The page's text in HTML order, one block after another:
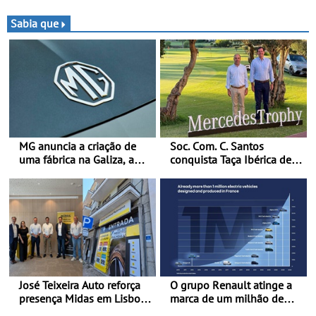
novo troféu juntou 14
pilotos no Alto Alentejo,
com viaturas T0, T8 e TA
em competição
Bajas
Sabia que
MG anuncia a criação de
uma fábrica na Galiza, a
Continental - O início da
produção está previsto
para 2028, com uma
capacidade anual de até
120.000 veículos
Soc. Com. C. Santos
conquista Taça Ibérica de
MercedesTrophy
José Teixeira Auto reforça
presença Midas em Lisboa
O grupo Renault atinge a
marca de um milhão de